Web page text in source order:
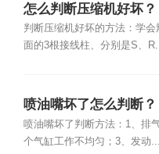
怎么判断压缩机好坏？
判断压缩机好坏的方法：学
面的3根接线柱、分别是S、
喷油嘴坏了怎么判断？
喷油嘴坏了判断方法：1、排
个气缸工作不均匀；3、发动...